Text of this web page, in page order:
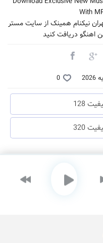
With
نیکنام همینک از سایت مستر
اهنگو دریافت کنید
0
128
320